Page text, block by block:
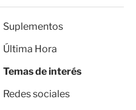
Suplementos
Última Hora
Temas de interés
Redes sociales